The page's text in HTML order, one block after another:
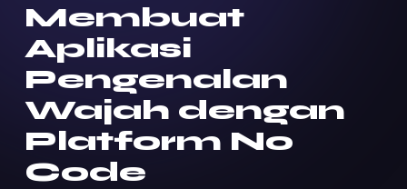
Membuat
Aplikasi
Pengenalan
Wajah dengan
Platform No
Code